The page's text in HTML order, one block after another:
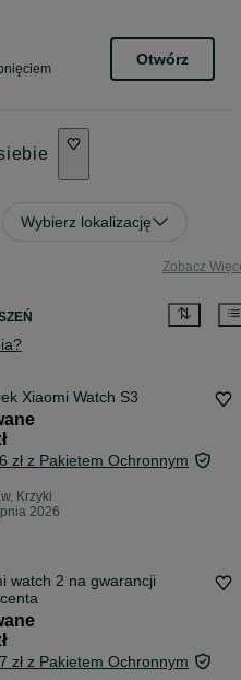
Otwórz
Wybierz lokalizację
Zobacz
Xiaomi Watch S3
zł z Pakietem Ochronnym
Krzyki
2026
watch 2 na gwarancji
zł z Pakietem Ochronnym